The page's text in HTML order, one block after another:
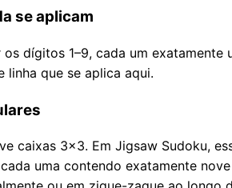
se aplicam
dígitos 1–9, cada um exatamente
linha que se aplica aqui.
caixas 3×3. Em Jigsaw Sudoku,
uma contendo exatamente